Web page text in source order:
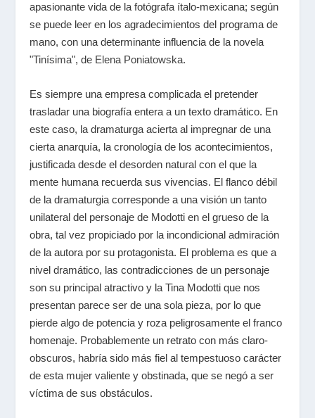
apasionante vida de la fotógrafa ítalo-mexicana; según
se puede leer en los agradecimientos del programa de
mano, con una determinante influencia de la novela
"Tinísima", de Elena Poniatowska.
Es siempre una empresa complicada el pretender
trasladar una biografía entera a un texto dramático. En
este caso, la dramaturga acierta al impregnar de una
cierta anarquía, la cronología de los acontecimientos,
justificada desde el desorden natural con el que la
mente humana recuerda sus vivencias. El flanco débil
de la dramaturgia corresponde a una visión un tanto
unilateral del personaje de Modotti en el grueso de la
obra, tal vez propiciado por la incondicional admiración
de la autora por su protagonista. El problema es que a
nivel dramático, las contradicciones de un personaje
son su principal atractivo y la Tina Modotti que nos
presentan parece ser de una sola pieza, por lo que
pierde algo de potencia y roza peligrosamente el franco
homenaje. Probablemente un retrato con más claro-
obscuros, habría sido más fiel al tempestuoso carácter
de esta mujer valiente y obstinada, que se negó a ser
víctima de sus obstáculos.